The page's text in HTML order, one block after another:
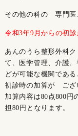
その他の科の 専門医
令和3年9月からの初
あんのうら整形外科
て、医学管理、介護
どが可能な機関であ
初診時の加算が ござ
加算内容は80点800
担80円となります。